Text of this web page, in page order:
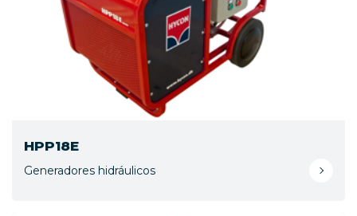
HPP18E
Generadores hidráulicos